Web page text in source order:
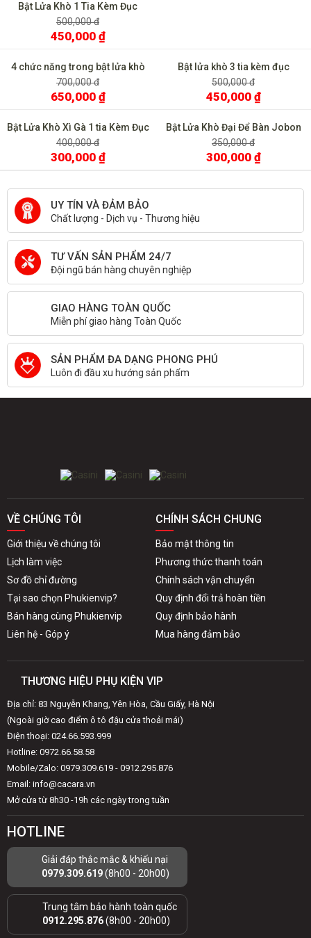
Bật Lửa Khò 1 Tia Kèm Đục
Cohiba Đánh Đá Ngang COB
500,000 đ
450,000 ₫
4 chức năng trong bật lửa khò
Lubinski YJA 10022
700,000 đ
650,000 ₫
Bật lửa khò 3 tia kèm đục
Cohiba COB 58
500,000 đ
450,000 ₫
Bật Lửa Khò Xì Gà 1 tia Kèm Đục
BCZ 487
400,000 đ
300,000 ₫
Bật Lửa Khò Đại Để Bàn Jobon
ZB583
350,000 đ
300,000 ₫
UY TÍN VÀ ĐẢM BẢO
Chất lượng - Dịch vụ - Thương hiệu
TƯ VẤN SẢN PHẨM 24/7
Đội ngũ bán hàng chuyên nghiệp
GIAO HÀNG TOÀN QUỐC
Miễn phí giao hàng Toàn Quốc
SẢN PHẨM ĐA DẠNG PHONG PHÚ
Luôn đi đầu xu hướng sản phẩm
VỀ CHÚNG TÔI
Giới thiệu về chúng tôi
Lịch làm việc
Sơ đồ chỉ đường
Tại sao chọn Phukienvip?
Bán hàng cùng Phukienvip
Liên hệ - Góp ý
CHÍNH SÁCH CHUNG
Bảo mật thông tin
Phương thức thanh toán
Chính sách vận chuyển
Quy định đổi trả hoàn tiền
Quy định bảo hành
Mua hàng đảm bảo
THƯƠNG HIỆU PHỤ KIỆN VIP
Địa chỉ: 83 Nguyễn Khang, Yên Hòa, Cầu Giấy, Hà Nội
(Ngoài giờ cao điểm ô tô đậu cửa thoải mái)
Điện thoại: 024.66.593.999
Hotline: 0972.66.58.58
Mobile/Zalo: 0979.309.619 - 0912.295.876
Email: info@cacara.vn
Mở cửa từ 8h30 -19h các ngày trong tuần
HOTLINE
Giải đáp thắc mắc & khiếu nại
0979.309.619(8h00 - 20h00)
Trung tâm bảo hành toàn quốc
0912.295.876(8h00 - 20h00)